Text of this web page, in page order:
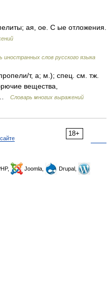
ая, ое. С ые отложения.
иностранных слов русского языка
т, а; м.); спец. см. тж.
вещества,
…
Словарь многих выражений
18+
Joomla,
Drupal,